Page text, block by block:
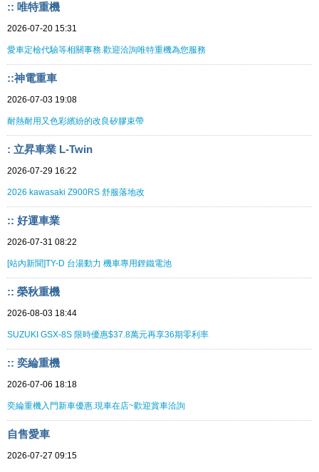
:: 唯特重機
2026-07-20 15:31
愛車定檢代驗等相關事務.歡迎洽詢唯特重機為您服務
::神電重車
2026-07-03 19:08
耐熱耐用又色彩繽紛的改良矽膠束帶
: 立昇車業 L-Twin
2026-07-29 16:22
2026 kawasaki Z900RS 舒服落地改
:: 好運車業
2026-07-31 08:22
[站內新聞]TY-D 台湯動力 機車專用鋰鐵電池
:: 榮秋重機
2026-08-03 18:44
SUZUKI GSX-8S 限時優惠$37.8萬元再享36期零利率
:: 奕綸重機
2026-07-06 18:18
奕綸重機入門新車優惠.現車在店~歡迎賞車洽詢
自售愛車
2026-07-27 09:15